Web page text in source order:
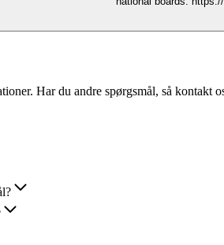
Har du andre spørgsmål, så kontakt